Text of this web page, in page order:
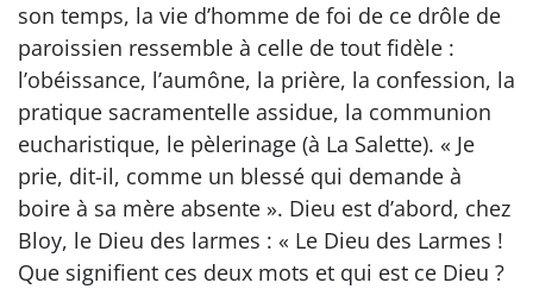
son temps, la vie d’homme de foi de ce drôle de
paroissien ressemble à celle de tout fidèle :
l’obéissance, l’aumône, la prière, la confession, la
pratique sacramentelle assidue, la communion
eucharistique, le pèlerinage (à La Salette). « Je
prie, dit-il, comme un blessé qui demande à
boire à sa mère absente ». Dieu est d’abord, chez
Bloy, le Dieu des larmes : « Le Dieu des Larmes !
Que signifient ces deux mots et qui est ce Dieu ?